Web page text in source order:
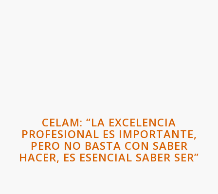
CELAM: “LA EXCELENCIA
PROFESIONAL ES IMPORTANTE,
PERO NO BASTA CON SABER
HACER, ES ESENCIAL SABER SER”